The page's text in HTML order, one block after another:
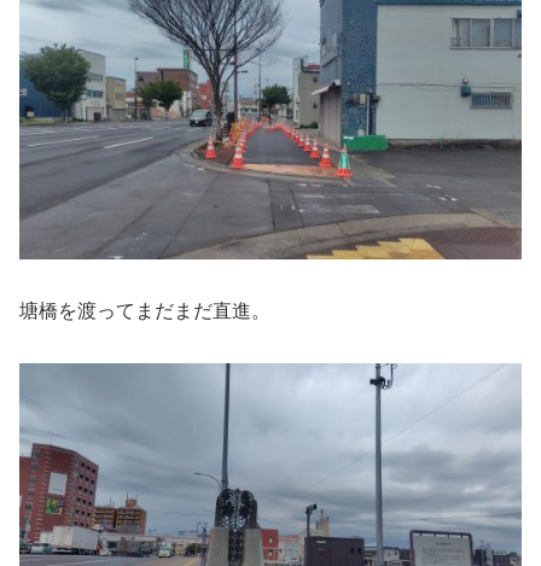
塘橋を渡ってまだまだ直進。